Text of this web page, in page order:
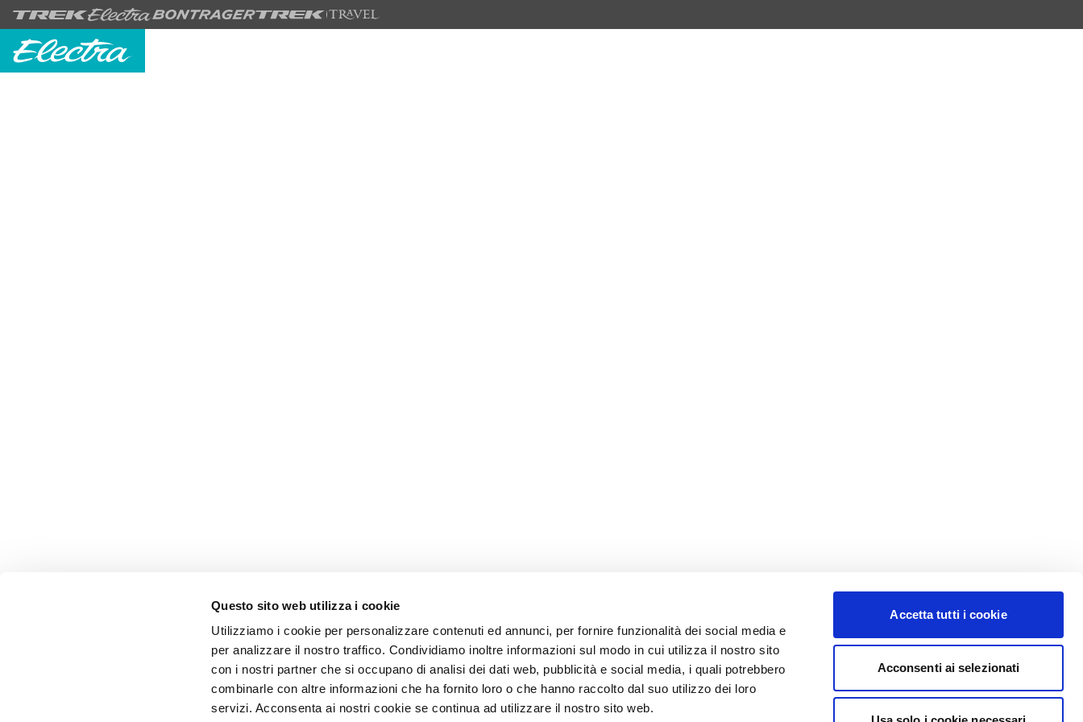
Questo sito web utilizza i cookie
Utilizziamo i cookie per personalizzare contenuti ed annunci, per fornire funzionalità dei social media e
per analizzare il nostro traffico. Condividiamo inoltre informazioni sul modo in cui utilizza il nostro sito
con i nostri partner che si occupano di analisi dei dati web, pubblicità e social media, i quali potrebbero
combinarle con altre informazioni che ha fornito loro o che hanno raccolto dal suo utilizzo dei loro
servizi. Acconsenta ai nostri cookie se continua ad utilizzare il nostro sito web.
Accetta tutti i cookie
Acconsenti ai selezionati